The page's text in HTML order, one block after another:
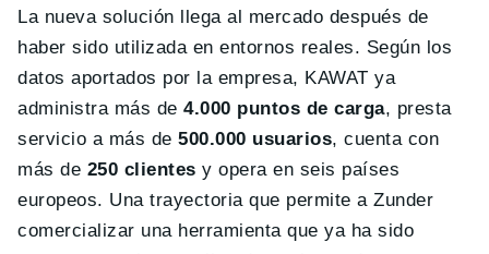
La nueva solución llega al mercado después de
haber sido utilizada en entornos reales. Según los
datos aportados por la empresa, KAWAT ya
administra más de4.000 puntos de carga, presta
servicio a más de500.000 usuarios, cuenta con
más de 250 clientes y opera en seis países
europeos. Una trayectoria que permite a Zunder
comercializar una herramienta que ya ha sido